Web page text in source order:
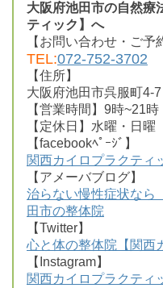
大阪府池田市の自然療
ティック】へ
【お問い合わせ・ご予
TEL:072-752-3702
【住所】
大阪府池田市呉服町4-
【営業時間】9時~21時
【定休日】水曜・日曜
【facebookﾍﾟｰｼﾞ】
関西カイロプラクティ
【アメーバブログ】
治らない慢性症状なら
田市の整体院
【Twitter】
心と体の整体院【関西
【Instagram】
関西カイロプラクティ